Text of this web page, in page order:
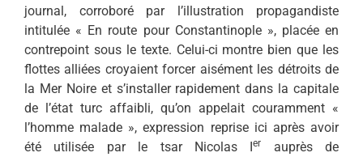
journal, corroboré par l’illustration propagandiste
intitulée « En route pour Constantinople », placée en
contrepoint sous le texte. Celui-ci montre bien que les
flottes alliées croyaient forcer aisément les détroits de
la Mer Noire et s’installer rapidement dans la capitale
de l’état turc affaibli, qu’on appelait couramment «
l’homme malade », expression reprise ici après avoir
été utilisée par le tsar Nicolas Ier
auprès de